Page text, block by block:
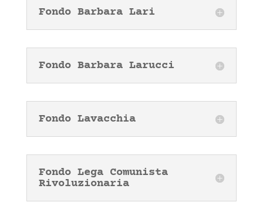
Fondo Barbara Lari
Fondo Barbara Larucci
Fondo Lavacchia
Fondo Lega Comunista
Rivoluzionaria